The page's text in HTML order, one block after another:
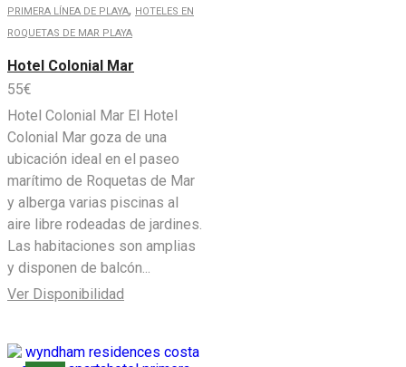
PRIMERA LÍNEA DE PLAYA, HOTELES EN
ROQUETAS DE MAR PLAYA
Hotel Colonial Mar
55€
Hotel Colonial Mar El Hotel
Colonial Mar goza de una
ubicación ideal en el paseo
marítimo de Roquetas de Mar
y alberga varias piscinas al
aire libre rodeadas de jardines.
Las habitaciones son amplias
y disponen de balcón...
Ver Disponibilidad